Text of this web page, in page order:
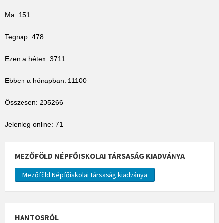
Ma: 151
Tegnap: 478
Ezen a héten: 3711
Ebben a hónapban: 11100
Összesen: 205266
Jelenleg online: 71
MEZŐFÖLD NÉPFŐISKOLAI TÁRSASÁG KIADVÁNYA
Mezőföld Népfőiskolai Társaság kiadványa
HANTOSRÓL